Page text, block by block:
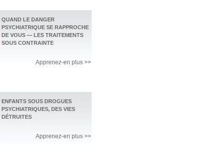
QUAND LE DANGER
PSYCHIATRIQUE SE RAPPROCHE
DE VOUS — LES TRAITEMENTS
SOUS CONTRAINTE
Apprenez-en plus >>
ENFANTS SOUS DROGUES
PSYCHIATRIQUES, DES VIES
DÉTRUITES
Apprenez-en plus >>